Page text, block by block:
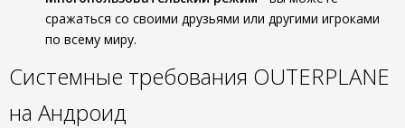
сражаться со своими друзьями или другими игроками
по всему миру.
Системные требования OUTERPLANE
на Андроид